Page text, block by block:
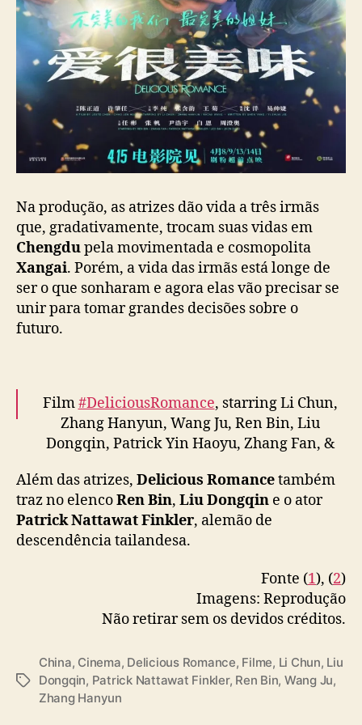
i
n
e
s
e
s
Na produção, as atrizes dão vida a três irmãs
que, gradativamente, trocam suas vidas em
Chengdupela movimentada e cosmopolita
Xangai. Porém, a vida das irmãs está longe de
ser o que sonharam e agora elas vão precisar se
unir para tomar grandes decisões sobre o
futuro.
Film#DeliciousRomance, starring Li Chun,
Zhang Hanyun, Wang Ju, Ren Bin, Liu
Dongqin, Patrick Yin Haoyu, Zhang Fan, &
release in theaters
Full –https://t.co/Ir6VCbSE0E #爱很美味
pic.twitter.com/13UudwmRUw
— cdrama tweets (@dramapotatoe)April 11,
2023
Além das atrizes, Delicious Romancetambém
traz no elencoRen Bin, Liu Dongqin e o ator
Patrick Nattawat Finkler, alemão de
descendência tailandesa.
Fonte (1), (2)
Imagens: Reprodução
Não retirar sem os devidos créditos.
T
China, Cinema, Delicious Romance, Filme, Li Chun, Liu
Dongqin, Patrick Nattawat Finkler, Ren Bin, Wang Ju,
Zhang Hanyun